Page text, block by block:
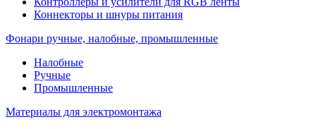
Коннекторы и шнуры питания
Фонари ручные, налобные, промышленные
Налобные
Ручные
Промышленные
Материалы для электромонтажа